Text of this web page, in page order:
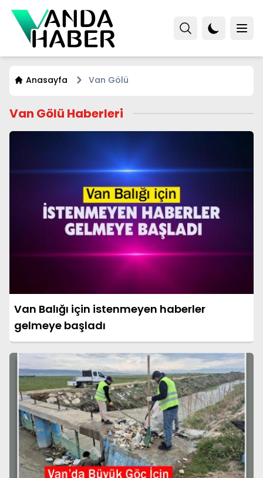
Anasayfa Van Gölü
Van Gölü Haberleri
Van Balığı için istenmeyen haberler
gelmeye başladı